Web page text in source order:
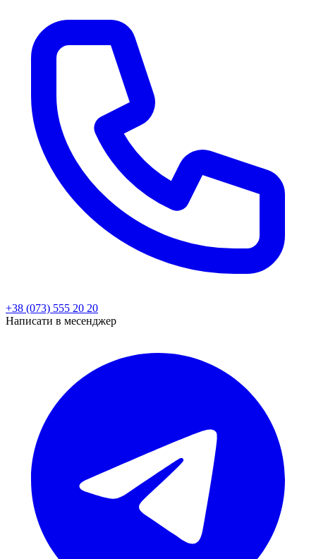
+38 (073) 555 20 20
Написати в месенджер